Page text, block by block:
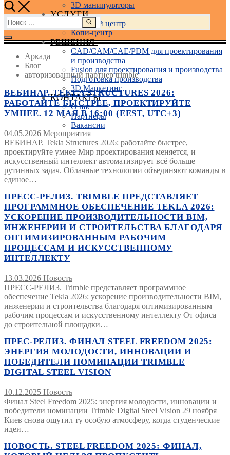
3D манипуляторы
УСЛУГИ
Учебный центр
Копи-центр
РЕШЕНИЯ
CAD/CAM/CAE/PDM для проектирования
и производства
Fusion для проектирования и производства
Подготовка производства
3D Маркетинг
КОНТАКТЫ
О нас
Партнеры
Вакансии
Найти:
Аркада
Блог
авторизованный партнер trimble
ВЕБИНАР. TEKLA STRUCTURES 2026:
РАБОТАЙТЕ БЫСТРЕЕ, ПРОЕКТИРУЙТЕ
УМНЕЕ. 12 МАЯ В 16:00 (EEST, UTC+3)
04.05.2026 Мероприятия
ВЕБИНАР. Tekla Structures 2026: работайте быстрее,
проектируйте умнее Мир проектирования меняется, и
искусственный интеллект автоматизирует всё больше
рутинных задач. Облачные технологии объединяют команды в
единое…
ПРЕСС-РЕЛИЗ. TRIMBLE ПРЕДСТАВЛЯЕТ
ПРОГРАММНОЕ ОБЕСПЕЧЕНИЕ TEKLA 2026:
УСКОРЕНИЕ ПРОИЗВОДИТЕЛЬНОСТИ BIM,
ИНЖЕНЕРИИ И СТРОИТЕЛЬСТВА БЛАГОДАРЯ
ОПТИМИЗИРОВАННЫМ РАБОЧИМ
ПРОЦЕССАМ И ИСКУССТВЕННОМУ
ИНТЕЛЛЕКТУ
13.03.2026 Новость
ПРЕСС-РЕЛИЗ. Trimble представляет программное
обеспечение Tekla 2026: ускорение производительности BIM,
инженерии и строительства благодаря оптимизированным
рабочим процессам и искусственному интеллекту От офиса
до строительной площадки…
ПРЕС-РЕЛИЗ. ФИНАЛ STEEL FREEDOM 2025:
ЭНЕРГИЯ МОЛОДОСТИ, ИННОВАЦИИ И
ПОБЕДИТЕЛИ НОМИНАЦИИ TRIMBLE
DIGITAL STEEL VISION
10.12.2025 Новость
Финал Steel Freedom 2025: энергия молодости, инновации и
победители номинации Trimble Digital Steel Vision 29 ноября
Киев снова ощутил ту особую атмосферу, когда студенческие
идеи…
НОВОСТЬ. STEEL FREEDOM 2025: ФИНАЛ,